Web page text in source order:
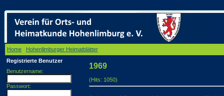
Home Hohenlimburger Heimatblätter
Registrierte Benutzer
Benutzername:
Passwort:
1969
(Hits: 1050)